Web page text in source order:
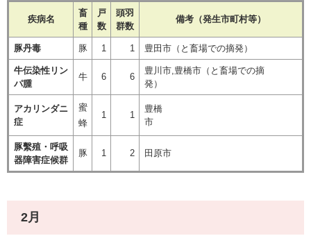
疾病名
畜
種
戸
数
頭羽
群数
備考（発生市町村等）
豚丹毒 豚 1 1 豊田市（と畜場での摘発）
牛伝染性リン
パ腫
牛 6 6
豊川市,豊橋市（と畜場での摘
発）
アカリンダニ
症
蜜
蜂
1 1
豊橋
市
豚繫殖・呼吸
器障害症候群
豚 1 2 田原市
2月